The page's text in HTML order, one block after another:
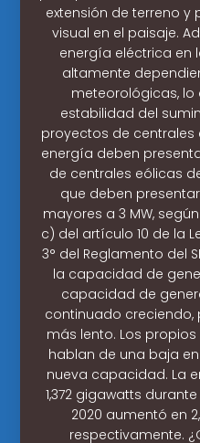
extensión de terreno
visual en el paisaje.
energía eléctrica en
altamente
meteorológicas,
estabilidad del
proyectos de
energía deben
de centrales eólicas
que deben
mayores a 3 MW,
c) del artículo 10 de la
3° del Reglamento del
la capacidad de
capacidad de
continuado creciendo,
más lento. Los
hablan de una baja
nueva capacidad. La
1,372 gigawatts
2020 aumentó en
respectivamente.